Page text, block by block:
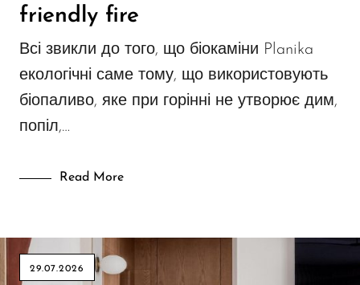
friendly fire
Всі звикли до того, що біокаміни Planika
екологічні саме тому, що використовують
біопаливо, яке при горінні не утворює дим,
попіл,…
Read More
29.07.2026